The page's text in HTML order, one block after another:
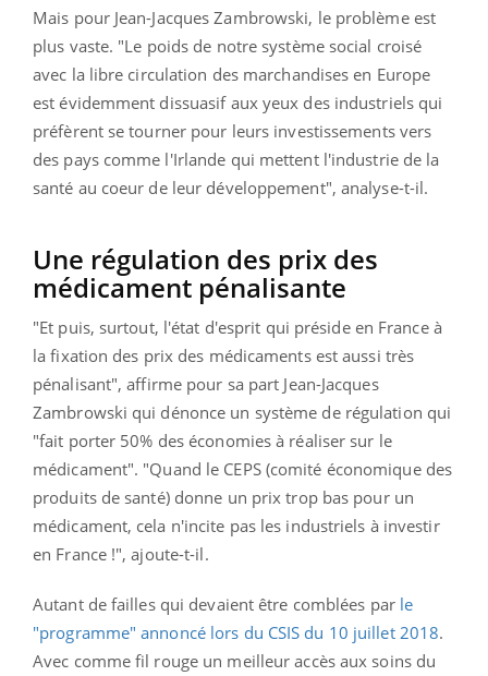
Mais pour Jean-Jacques Zambrowski, le problème est
plus vaste. "Le poids de notre système social croisé
avec la libre circulation des marchandises en Europe
est évidemment dissuasif aux yeux des industriels qui
préfèrent se tourner pour leurs investissements vers
des pays comme l'Irlande qui mettent l'industrie de la
santé au coeur de leur développement", analyse-t-il.
Une régulation des prix des
médicament pénalisante
"Et puis, surtout, l'état d'esprit qui préside en France à
la fixation des prix des médicaments est aussi très
pénalisant", affirme pour sa part Jean-Jacques
Zambrowski qui dénonce un système de régulation qui
"fait porter 50% des économies à réaliser sur le
médicament". "Quand le CEPS (comité économique des
produits de santé) donne un prix trop bas pour un
médicament, cela n'incite pas les industriels à investir
en France !", ajoute-t-il.
Autant de failles qui devaient être comblées par le
"programme" annoncé lors du CSIS du 10 juillet 2018.
Avec comme fil rouge un meilleur accès aux soins du